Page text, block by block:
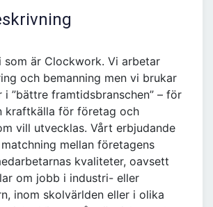
som är Clockwork. Vi arbetar
och bemanning men vi brukar
i ”bättre framtidsbranschen” – för
kraftkälla för företag och
vill utvecklas. Vårt erbjudande
mellan företagens
kvaliteter, oavsett
om jobb i industri- eller
inom skolvärlden eller i olika